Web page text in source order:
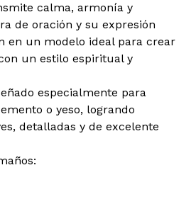
calma, armonía y
de oración y su expresión
en un modelo ideal para crear
un estilo espiritual y
especialmente para
o yeso, logrando
detalladas y de excelente